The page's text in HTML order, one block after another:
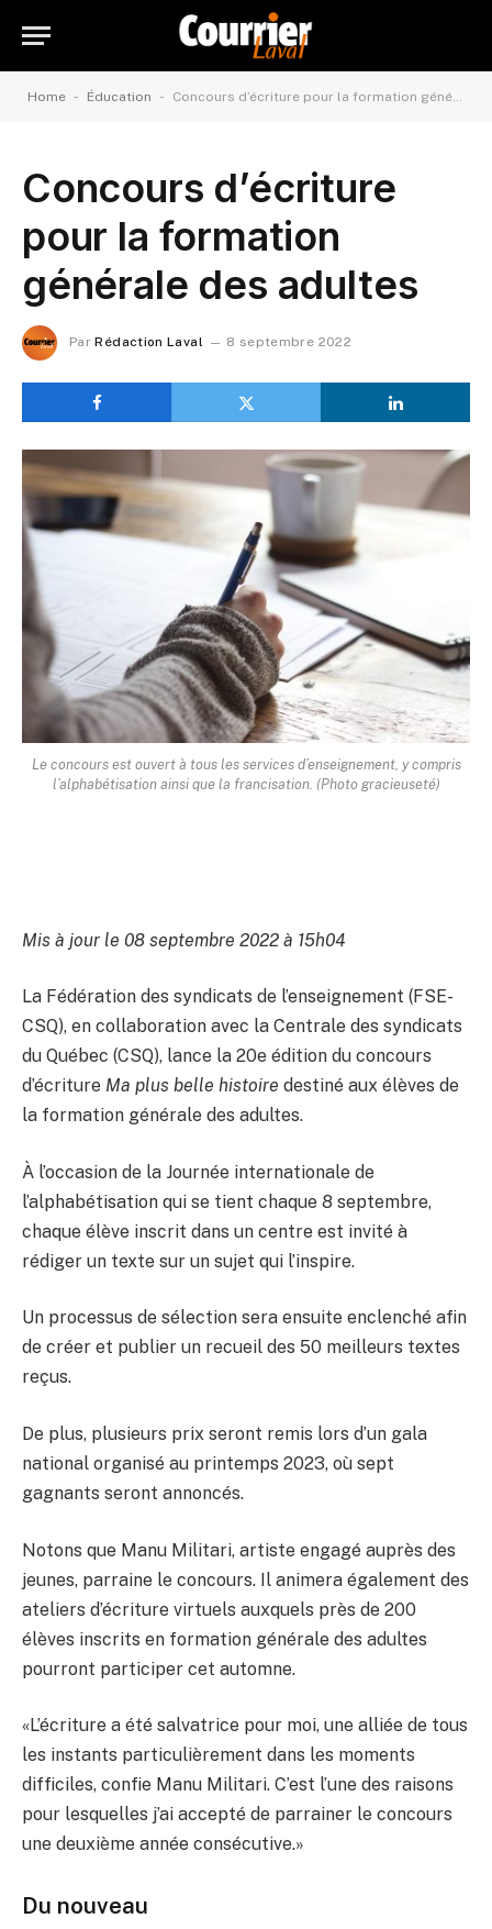
Home - Éducation - Concours d’écriture pour la formation générale des adultes
Concours d’écriture
pour la formation
générale des adultes
Par Rédaction Laval 8 septembre 2022
Le concours est ouvert à tous les services d’enseignement, y compris
l’alphabétisation ainsi que la francisation. (Photo gracieuseté)
Mis à jour le 08 septembre 2022 à 15h04
La Fédération des syndicats de l’enseignement (FSE-
CSQ), en collaboration avec la Centrale des syndicats
du Québec (CSQ), lance la 20e édition du concours
d’écriture Ma plus belle histoire destiné aux élèves de
la formation générale des adultes.
À l’occasion de la Journée internationale de
l’alphabétisation qui se tient chaque 8 septembre,
chaque élève inscrit dans un centre est invité à
rédiger un texte sur un sujet qui l’inspire.
Un processus de sélection sera ensuite enclenché afin
de créer et publier un recueil des 50 meilleurs textes
reçus.
De plus, plusieurs prix seront remis lors d’un gala
national organisé au printemps 2023, où sept
gagnants seront annoncés.
Notons que Manu Militari, artiste engagé auprès des
jeunes, parraine le concours. Il animera également des
ateliers d’écriture virtuels auxquels près de 200
élèves inscrits en formation générale des adultes
pourront participer cet automne.
«L’écriture a été salvatrice pour moi, une alliée de tous
les instants particulièrement dans les moments
difficiles, confie Manu Militari. C’est l’une des raisons
pour lesquelles j’ai accepté de parrainer le concours
une deuxième année consécutive.»
Du nouveau